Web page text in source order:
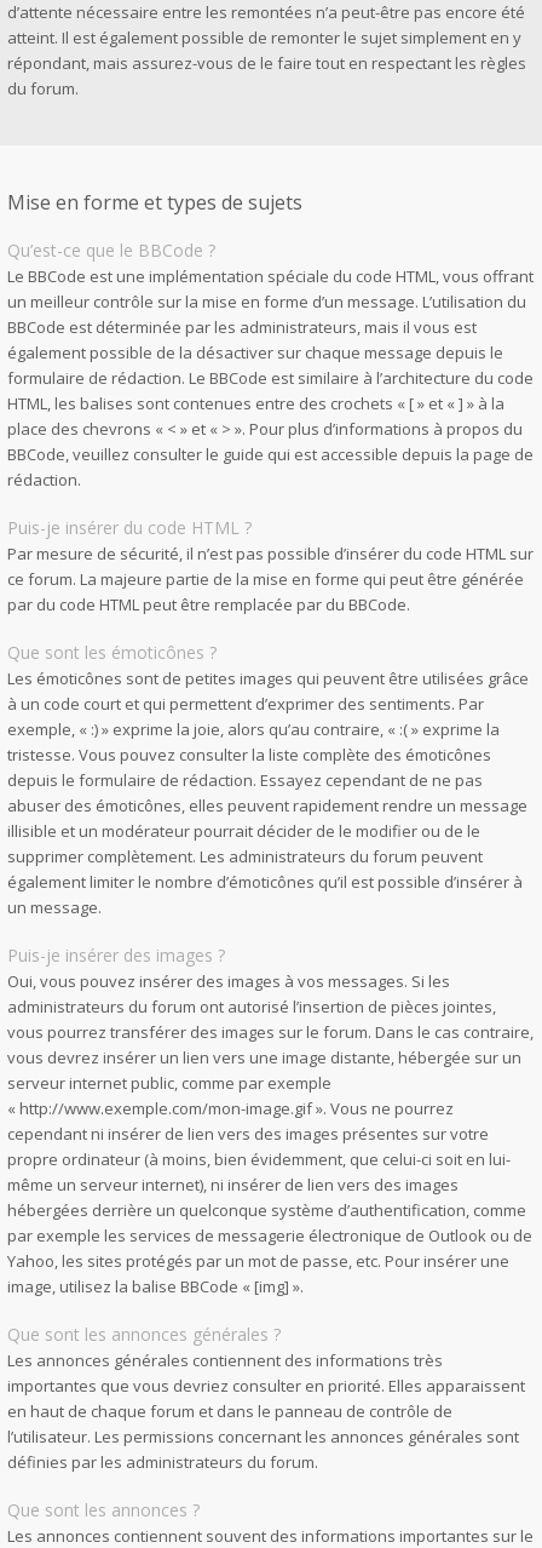
d’attente nécessaire entre les remontées n’a peut-être pas encore été
atteint. Il est également possible de remonter le sujet simplement en y
répondant, mais assurez-vous de le faire tout en respectant les règles
du forum.
Mise en forme et types de sujets
Qu’est-ce que le BBCode ?
Le BBCode est une implémentation spéciale du code HTML, vous offrant
un meilleur contrôle sur la mise en forme d’un message. L’utilisation du
BBCode est déterminée par les administrateurs, mais il vous est
également possible de la désactiver sur chaque message depuis le
formulaire de rédaction. Le BBCode est similaire à l’architecture du code
HTML, les balises sont contenues entre des crochets « [ » et « ] » à la
place des chevrons « < » et « > ». Pour plus d’informations à propos du
BBCode, veuillez consulter le guide qui est accessible depuis la page de
rédaction.
Puis-je insérer du code HTML ?
Par mesure de sécurité, il n’est pas possible d’insérer du code HTML sur
ce forum. La majeure partie de la mise en forme qui peut être générée
par du code HTML peut être remplacée par du BBCode.
Que sont les émoticônes ?
Les émoticônes sont de petites images qui peuvent être utilisées grâce
à un code court et qui permettent d’exprimer des sentiments. Par
exemple, « :) » exprime la joie, alors qu’au contraire, « :( » exprime la
tristesse. Vous pouvez consulter la liste complète des émoticônes
depuis le formulaire de rédaction. Essayez cependant de ne pas
abuser des émoticônes, elles peuvent rapidement rendre un message
illisible et un modérateur pourrait décider de le modifier ou de le
supprimer complètement. Les administrateurs du forum peuvent
également limiter le nombre d’émoticônes qu’il est possible d’insérer à
un message.
Puis-je insérer des images ?
Oui, vous pouvez insérer des images à vos messages. Si les
administrateurs du forum ont autorisé l’insertion de pièces jointes,
vous pourrez transférer des images sur le forum. Dans le cas contraire,
vous devrez insérer un lien vers une image distante, hébergée sur un
serveur internet public, comme par exemple
« http://www.exemple.com/mon-image.gif ». Vous ne pourrez
cependant ni insérer de lien vers des images présentes sur votre
propre ordinateur (à moins, bien évidemment, que celui-ci soit en lui-
même un serveur internet), ni insérer de lien vers des images
hébergées derrière un quelconque système d’authentification, comme
par exemple les services de messagerie électronique de Outlook ou de
Yahoo, les sites protégés par un mot de passe, etc. Pour insérer une
image, utilisez la balise BBCode « [img] ».
Que sont les annonces générales ?
Les annonces générales contiennent des informations très
importantes que vous devriez consulter en priorité. Elles apparaissent
en haut de chaque forum et dans le panneau de contrôle de
l’utilisateur. Les permissions concernant les annonces générales sont
définies par les administrateurs du forum.
Que sont les annonces ?
Les annonces contiennent souvent des informations importantes sur le